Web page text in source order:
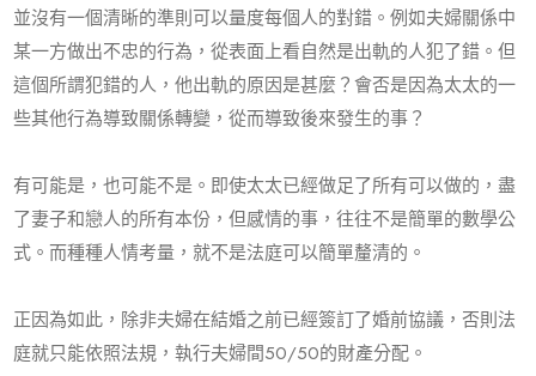
並沒有一個清晰的準則可以量度每個人的對錯。例如夫婦關係中
某一方做出不忠的行為，從表面上看自然是出軌的人犯了錯。但
這個所謂犯錯的人，他出軌的原因是甚麼？會否是因為太太的一
些其他行為導致關係轉變，從而導致後來發生的事？
有可能是，也可能不是。即使太太已經做足了所有可以做的，盡
了妻子和戀人的所有本份，但感情的事，往往不是簡單的數學公
式。而種種人情考量，就不是法庭可以簡單釐清的。
正因為如此，除非夫婦在結婚之前已經簽訂了婚前協議，否則法
庭就只能依照法規，執行夫婦間50/50的財產分配。